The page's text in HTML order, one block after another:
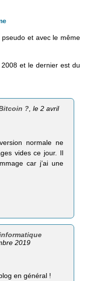
et avec le même
et le dernier est du
?, le 2 avril
normale ne
vides ce jour. Il
car j’ai une
2019
en général !